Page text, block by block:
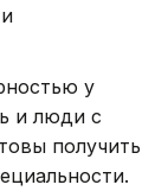
у
и люди с
получить